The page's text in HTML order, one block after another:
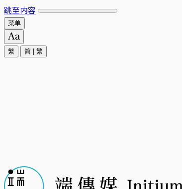
跳至内容
菜单
繁 简 繁